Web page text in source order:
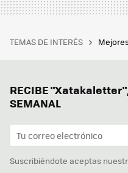
TEMAS DE INTERÉS
RECIBE "Xatakaletter",
SEMANAL
Suscribiéndote aceptas